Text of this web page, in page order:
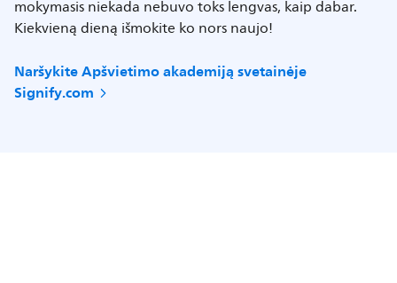
mokymasis niekada nebuvo toks lengvas, kaip dabar.
Kiekvieną dieną išmokite ko nors naujo!
Naršykite Apšvietimo akademiją svetainėje
Signify.com